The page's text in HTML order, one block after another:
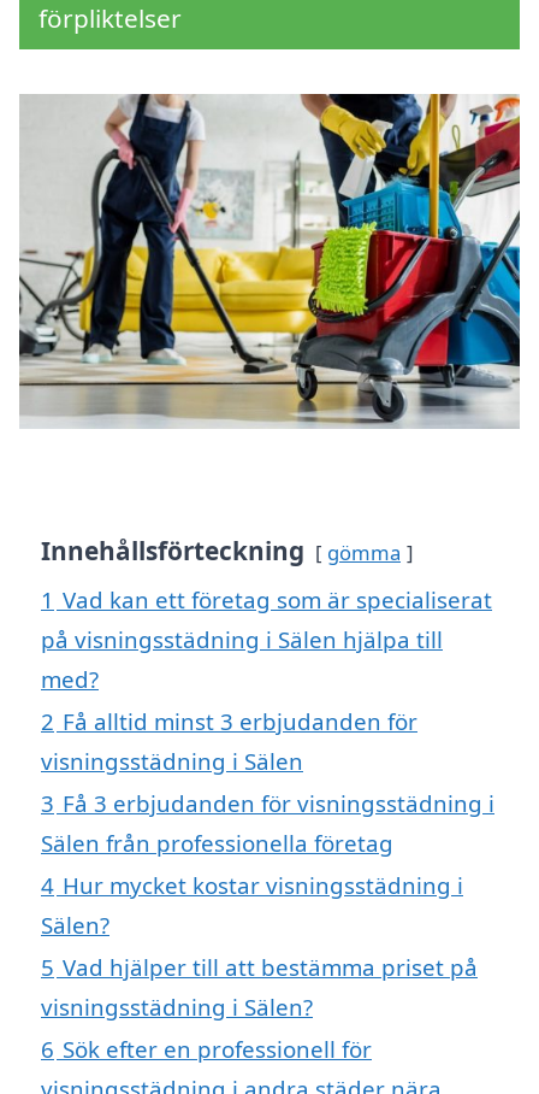
förpliktelser
Innehållsförteckning gömma
1 Vad kan ett företag som är specialiserat
på visningsstädning i Sälen hjälpa till
med?
2 Få alltid minst 3 erbjudanden för
visningsstädning i Sälen
3 Få 3 erbjudanden för visningsstädning i
Sälen från professionella företag
4 Hur mycket kostar visningsstädning i
Sälen?
5 Vad hjälper till att bestämma priset på
visningsstädning i Sälen?
6 Sök efter en professionell för